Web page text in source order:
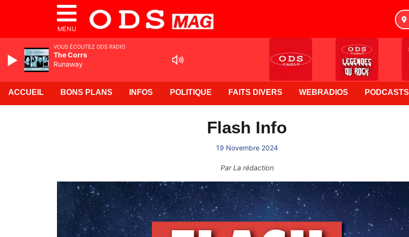
MENU
ACCUEIL BONS PLANS INFOS POLITIQUE FAITS DIVERS WEBRADIOS PODCASTS
Flash Info
19 Novembre 2024
ParLa rédaction
VOUS ÉCOUTEZ ODS RADIO
The Corrs
Runaway